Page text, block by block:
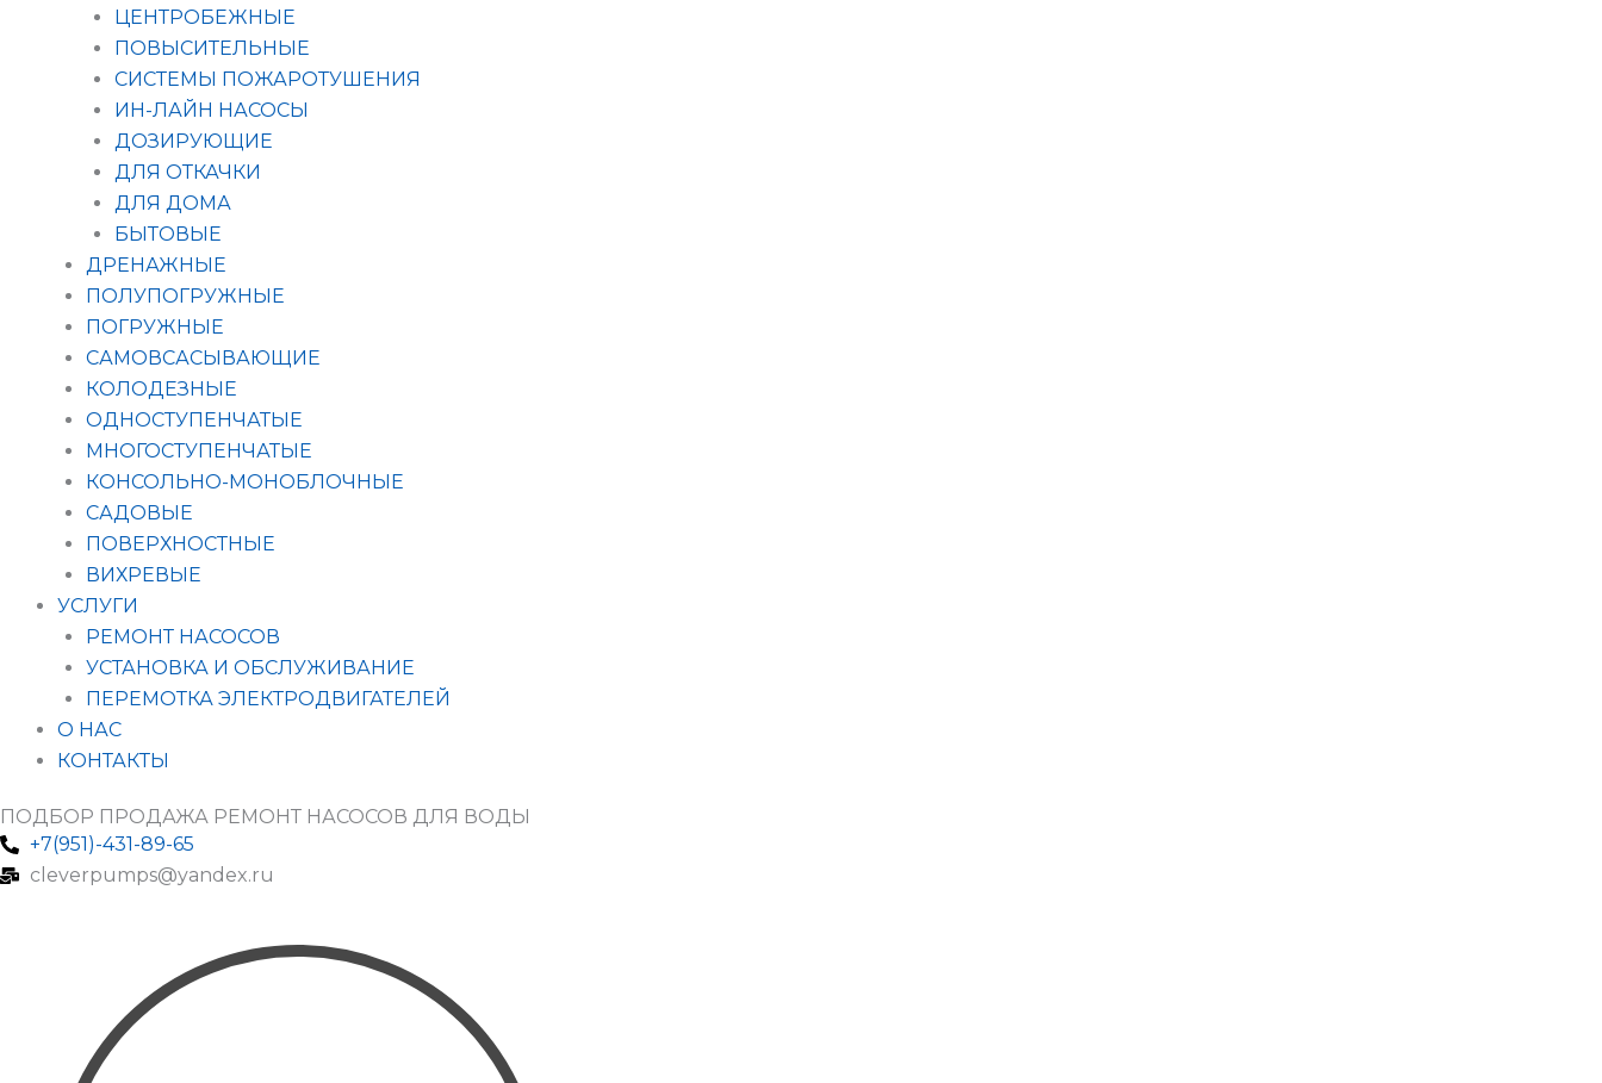
ЦЕНТРОБЕЖНЫЕ
ПОВЫСИТЕЛЬНЫЕ
СИСТЕМЫ ПОЖАРОТУШЕНИЯ
ИН-ЛАЙН НАСОСЫ
ДОЗИРУЮЩИЕ
ДЛЯ ОТКАЧКИ
ДЛЯ ДОМА
БЫТОВЫЕ
ДРЕНАЖНЫЕ
ПОЛУПОГРУЖНЫЕ
ПОГРУЖНЫЕ
САМОВСАСЫВАЮЩИЕ
КОЛОДЕЗНЫЕ
ОДНОСТУПЕНЧАТЫЕ
МНОГОСТУПЕНЧАТЫЕ
КОНСОЛЬНО-МОНОБЛОЧНЫЕ
САДОВЫЕ
ПОВЕРХНОСТНЫЕ
ВИХРЕВЫЕ
УСЛУГИ
РЕМОНТ НАСОСОВ
УСТАНОВКА И ОБСЛУЖИВАНИЕ
ПЕРЕМОТКА ЭЛЕКТРОДВИГАТЕЛЕЙ
О НАС
КОНТАКТЫ
ПОДБОР ПРОДАЖА РЕМОНТ НАСОСОВ ДЛЯ ВОДЫ
+7(951)-431-89-65
cleverpumps@yandex.ru